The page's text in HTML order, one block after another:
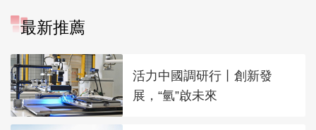
最新推薦
活力中國調研行丨創新發
展，“氫”啟未來